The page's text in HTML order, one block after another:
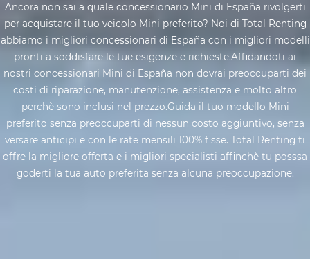
Ancora non sai a quale concessionario Mini di España rivolgerti
per acquistare il tuo veicolo Mini preferito? Noi di Total Renting
abbiamo i migliori concessionari di España con i migliori modelli
pronti a soddisfare le tue esigenze e richieste.Affidandoti ai
nostri concessionari Mini di España non dovrai preoccuparti dei
costi di riparazione, manutenzione, assistenza e molto altro
perchè sono inclusi nel prezzo.Guida il tuo modello Mini
preferito senza preoccuparti di nessun costo aggiuntivo, senza
versare anticipi e con le rate mensili 100% fisse. Total Renting ti
offre la migliore offerta e i migliori specialisti affinchè tu posssa
goderti la tua auto preferita senza alcuna preoccupazione.